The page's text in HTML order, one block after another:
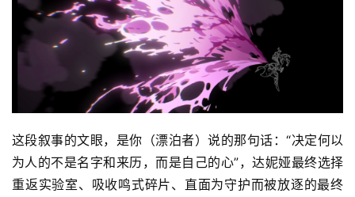
这段叙事的文眼，是你（漂泊者）说的那句话：“决定何以
为人的不是名字和来历，而是自己的心”，达妮娅最终选择
重返实验室、吸收鸣式碎片、直面为守护而被放逐的最终